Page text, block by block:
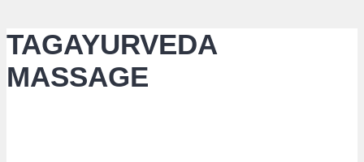
TAGAYURVEDA
MASSAGE